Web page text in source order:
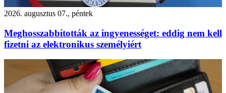
2026. augusztus 07., péntek
Meghosszabbították az ingyenességet: eddig nem kell
fizetni az elektronikus személyiért